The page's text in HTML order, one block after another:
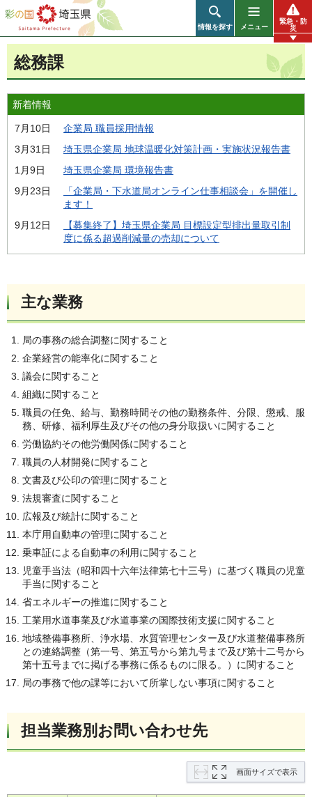
彩の国 埼玉県
情報を探す メニュー
緊急・防
災
総務課
新着情報
7月10日
企業局 職員採用情報
3月31日
埼玉県企業局 地球温暖化対策計画・実施状況報告書
1月9日
埼玉県企業局 環境報告書
9月23日
「企業局・下水道局オンライン仕事相談会」を開催し
ます！
9月12日
【募集終了】埼玉県企業局 目標設定型排出量取引制
度に係る超過削減量の売却について
主な業務
局の事務の総合調整に関すること
企業経営の能率化に関すること
議会に関すること
組織に関すること
職員の任免、給与、勤務時間その他の勤務条件、分限、懲戒、服
務、研修、福利厚生及びその他の身分取扱いに関すること
労働協約その他労働関係に関すること
職員の人材開発に関すること
文書及び公印の管理に関すること
法規審査に関すること
広報及び統計に関すること
本庁用自動車の管理に関すること
乗車証による自動車の利用に関すること
児童手当法（昭和四十六年法律第七十三号）に基づく職員の児童
手当に関すること
省エネルギーの推進に関すること
工業用水道事業及び水道事業の国際技術支援に関すること
地域整備事務所、浄水場、水質管理センター及び水道整備事務所
との連絡調整（第一号、第五号から第九号まで及び第十二号から
第十五号までに掲げる事務に係るものに限る。）に関すること
局の事務で他の課等において所掌しない事項に関すること
担当業務別お問い合わせ先
画面サイズで表示